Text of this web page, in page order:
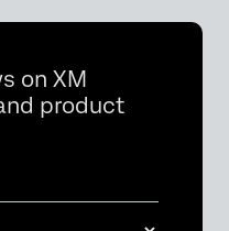
on XM
product